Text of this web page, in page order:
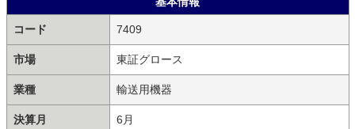
コード 7409
市場 東証グロース
業種 輸送用機器
決算月 6月